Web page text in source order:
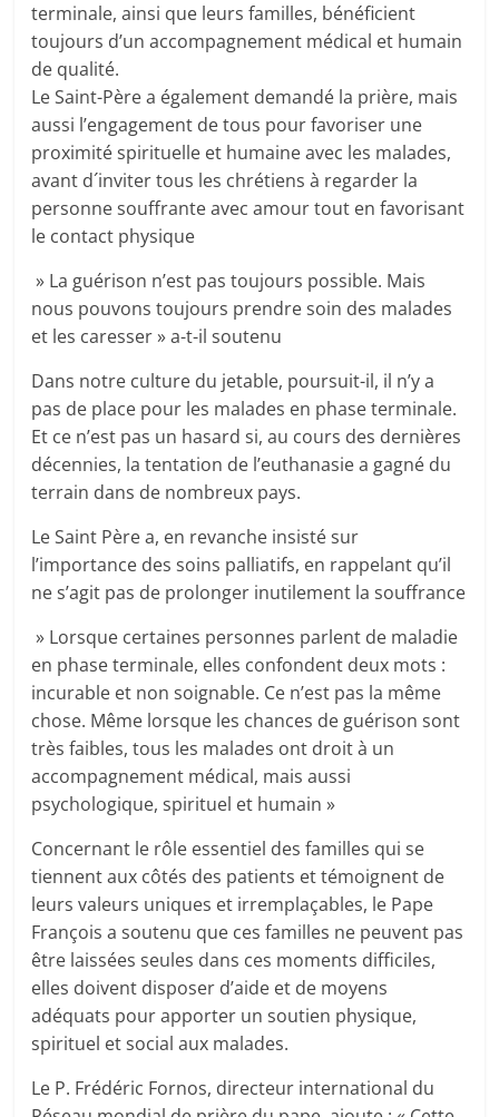
terminale, ainsi que leurs familles, bénéficient
toujours d’un accompagnement médical et humain
de qualité.
Le Saint-Père a également demandé la prière, mais
aussi l’engagement de tous pour favoriser une
proximité spirituelle et humaine avec les malades,
avant d´inviter tous les chrétiens à regarder la
personne souffrante avec amour tout en favorisant
le contact physique
» La guérison n’est pas toujours possible. Mais
nous pouvons toujours prendre soin des malades
et les caresser » a-t-il soutenu
Dans notre culture du jetable, poursuit-il, il n’y a
pas de place pour les malades en phase terminale.
Et ce n’est pas un hasard si, au cours des dernières
décennies, la tentation de l’euthanasie a gagné du
terrain dans de nombreux pays.
Le Saint Père a, en revanche insisté sur
l’importance des soins palliatifs, en rappelant qu’il
ne s’agit pas de prolonger inutilement la souffrance
» Lorsque certaines personnes parlent de maladie
en phase terminale, elles confondent deux mots :
incurable et non soignable. Ce n’est pas la même
chose. Même lorsque les chances de guérison sont
très faibles, tous les malades ont droit à un
accompagnement médical, mais aussi
psychologique, spirituel et humain »
Concernant le rôle essentiel des familles qui se
tiennent aux côtés des patients et témoignent de
leurs valeurs uniques et irremplaçables, le Pape
François a soutenu que ces familles ne peuvent pas
être laissées seules dans ces moments difficiles,
elles doivent disposer d’aide et de moyens
adéquats pour apporter un soutien physique,
spirituel et social aux malades.
Le P. Frédéric Fornos, directeur international du